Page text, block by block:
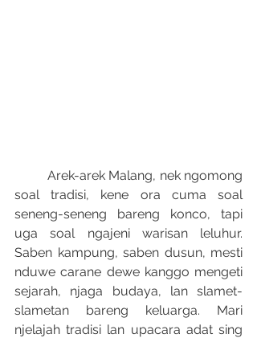
soal tradisi, kene ora cuma soal
seneng-seneng bareng konco, tapi
uga soal ngajeni warisan leluhur.
Saben kampung, saben dusun, mesti
nduwe carane dewe kanggo mengeti
sejarah, njaga budaya, lan slamet-
slametan bareng keluarga. Mari
njelajah tradisi lan upacara adat sing